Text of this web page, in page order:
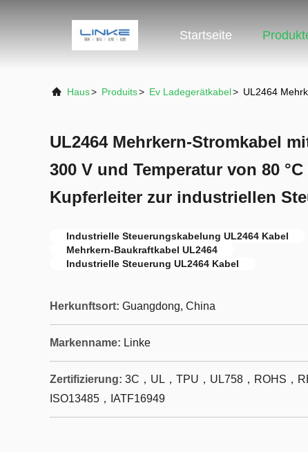
Startseite
Haus> Produits> Ev Ladegerätkabel> UL2464
UL2464 Mehrkern-Stromkabel
300 V und Temperatur von 80
Kupferleiter zur industriellen
Industrielle Steuerungskabelung UL2464 Kabel
Mehrkern-Baukraftkabel UL2464
Industrielle Steuerung UL2464 Kabel
Herkunftsort: Guangdong, China
Markenname: Linke
Zertifizierung: 3C，UL，TPU，UL758，ROHS，
ISO13485，IATF16949